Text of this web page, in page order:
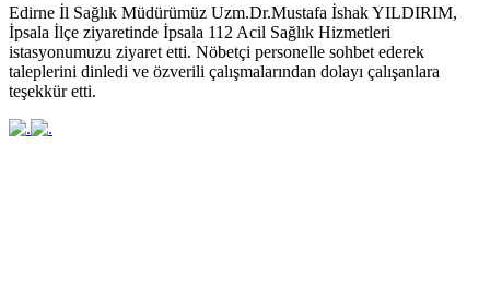
Edirne İl Sağlık Müdürümüz Uzm.Dr.Mustafa İshak YILDIRIM,
İpsala İlçe ziyaretinde İpsala 112 Acil Sağlık Hizmetleri
istasyonumuzu ziyaret etti. Nöbetçi personelle sohbet ederek
taleplerini dinledi ve özverili çalışmalarından dolayı çalışanlara
teşekkür etti.